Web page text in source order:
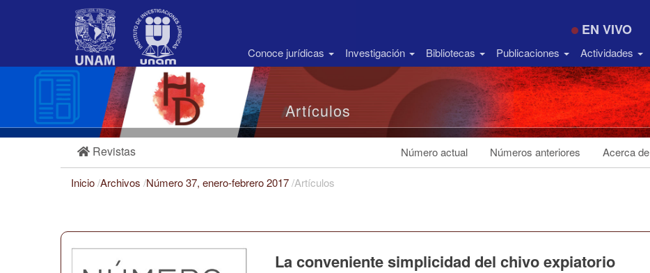
Barra
EN VIVO
Conoce jurídicas Investigación Bibliotecas Publicaciones Actividades
Artículos
Revistas Número actual Números anteriores Acerca de
Inicio/Archivos /Número 37, enero-febrero 2017/Artículos
La conveniente simplicidad del chivo expiatorio